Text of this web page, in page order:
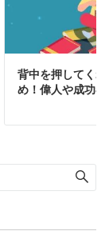
背中を押してく
め！偉人や成功